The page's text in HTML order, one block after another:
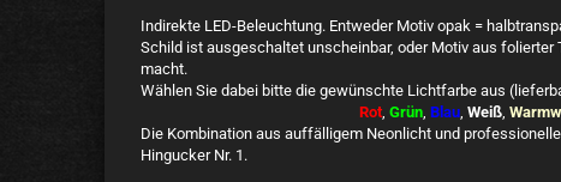
Indirekte LED-Beleuchtung. Entweder Motiv opak =
Schild ist ausgeschaltet unscheinbar, oder Motiv aus
macht.
Wählen Sie dabei bitte die gewünschte Lichtfarbe aus
Rot, Grün, Blau, Weiß,
Die Kombination aus auffälligem Neonlicht und
Hingucker Nr. 1.